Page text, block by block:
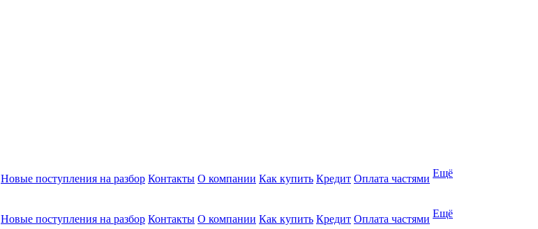
Новые поступления на разбор Контакты О компании Как купить Кредит Оплата частями Ещё
Новые поступления на разбор Контакты О компании Как купить Кредит Оплата частями Ещё